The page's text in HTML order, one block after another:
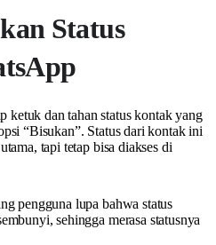
Status
ketuk dan tahan status kontak yang
“Bisukan”. Status dari kontak ini
tapi tetap bisa diakses di
pengguna lupa bahwa status
sehingga merasa statusnya